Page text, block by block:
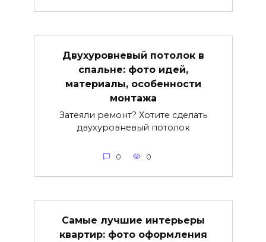
Двухуровневый потолок в
спальне: фото идей,
материалы, особенности
монтажа
Затеяли ремонт? Хотите сделать
двухуровневый потолок
0 0
Самые лучшие интерьеры
квартир: фото оформления